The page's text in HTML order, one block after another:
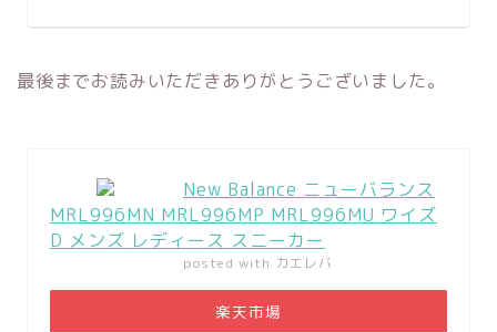
最後までお読みいただきありがとうございました。
New Balance ニューバランス
MRL996MN MRL996MP MRL996MU ワイズ
D メンズ レディース スニーカー
posted with カエレバ
楽天市場